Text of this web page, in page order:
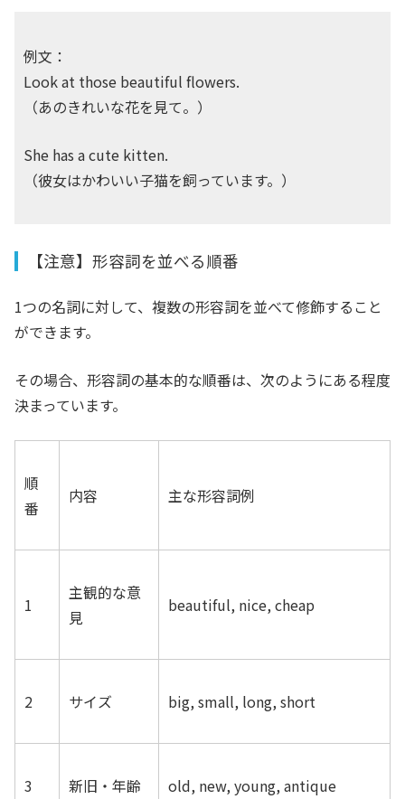
例文：
Look at those beautiful flowers.
（あのきれいな花を見て。）
She has a cute kitten.
（彼女はかわいい子猫を飼っています。）
【注意】形容詞を並べる順番
1つの名詞に対して、複数の形容詞を並べて修飾すること
ができます。
その場合、形容詞の基本的な順番は、次のようにある程度
決まっています。
順
番
内容 主な形容詞例
1
主観的な意
見
beautiful, nice, cheap
2 サイズ big, small, long, short
3 新旧・年齢 old, new, young, antique